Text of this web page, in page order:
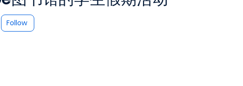
Follow